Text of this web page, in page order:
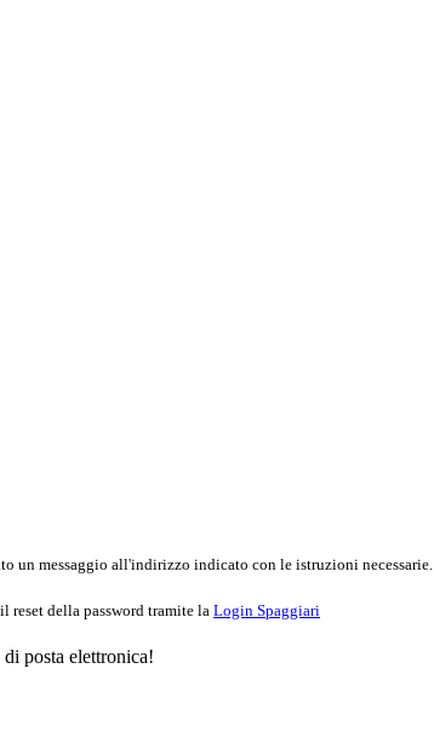
un messaggio all'indirizzo indicato con le istruzioni necessarie.
reset della password tramite la Login Spaggiari
posta elettronica!